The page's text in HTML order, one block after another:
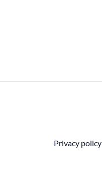
Privacy policy